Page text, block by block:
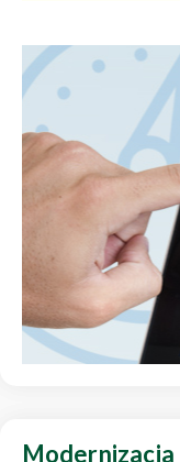
Modernizacja